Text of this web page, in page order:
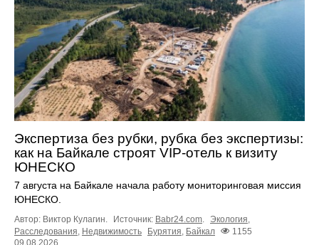
Экспертиза без рубки, рубка без экспертизы:
как на Байкале строят VIP-отель к визиту
ЮНЕСКО
7 августа на Байкале начала работу мониторинговая миссия
ЮНЕСКО.
Автор: Виктор Кулагин. Источник: Babr24.com. Экология,
Расследования, Недвижимость Бурятия, Байкал
1155
09.08.2026